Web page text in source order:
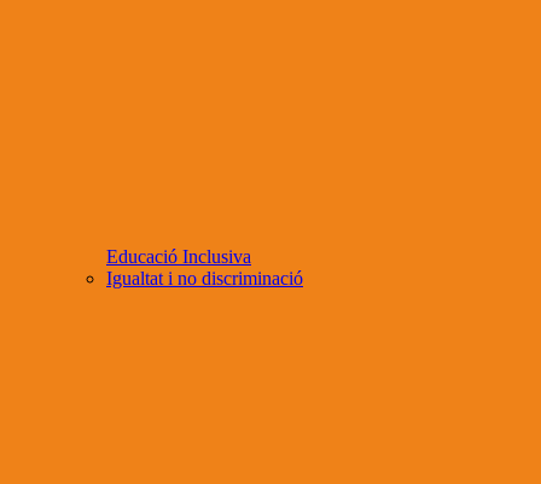
Educació Inclusiva
Igualtat i no discriminació